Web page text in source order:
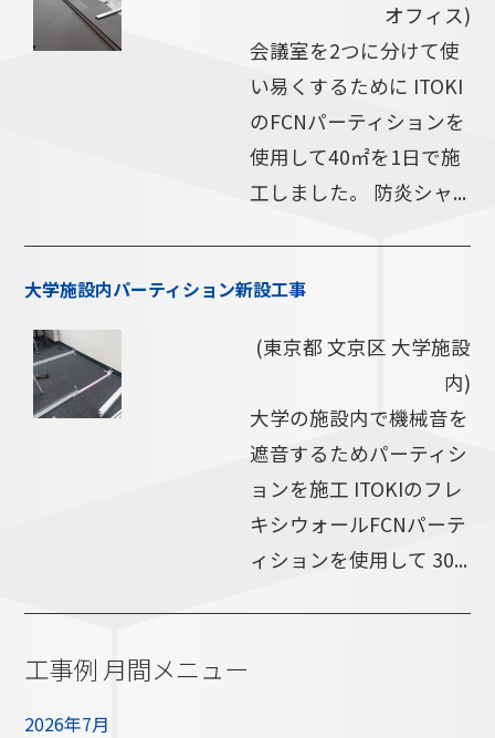
オフィス)
会議室を2つに分けて使
い易くするために ITOKI
のFCNパーティションを
使用して40㎡を1日で施
工しました。 防炎シャ...
大学施設内パーティション新設工事
(東京都 文京区 大学施設
内)
大学の施設内で機械音を
遮音するためパーティシ
ョンを施工 ITOKIのフレ
キシウォールFCNパーテ
ィションを使用して 30...
工事例 月間メニュー
2026年7月